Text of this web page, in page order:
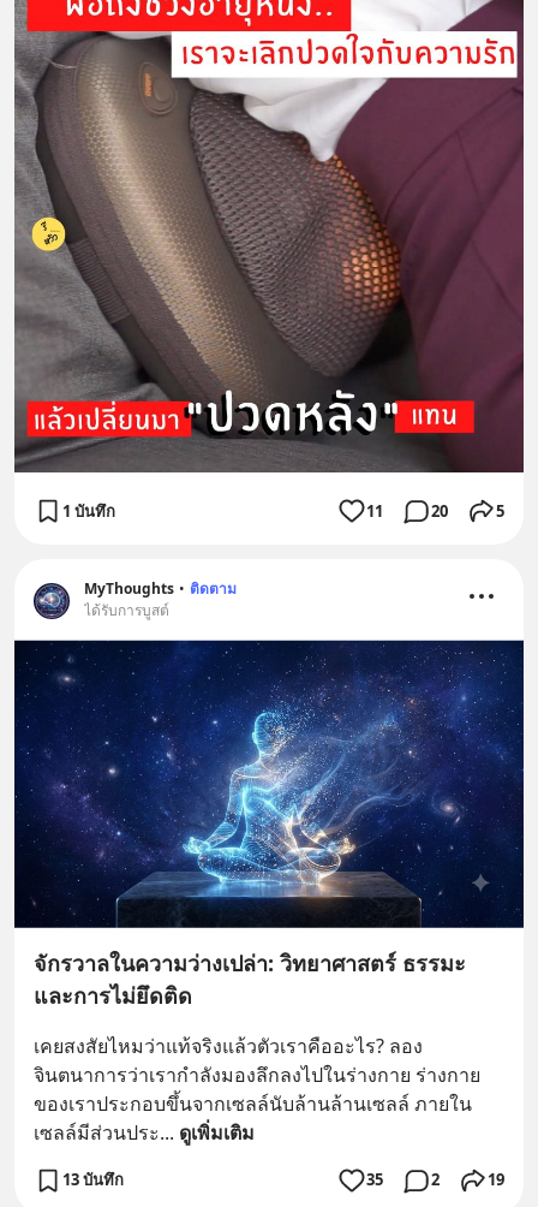
1 บันทึก 11 20 5
MyThoughts • ติดตาม
ได้รับการบูสต์
จักรวาลในความว่างเปล่า: วิทยาศาสตร์ ธรรมะ
และการไม่ยึดติด
เคยสงสัยไหมว่าแท้จริงแล้วตัวเราคืออะไร? ลอง
จินตนาการว่าเรากำลังมองลึกลงไปในร่างกาย ร่างกาย
ของเราประกอบขึ้นจากเซลล์นับล้านล้านเซลล์ ภายใน
เซลล์มีส่วนประ... ดูเพิ่มเติม
13 บันทึก 35 2 19